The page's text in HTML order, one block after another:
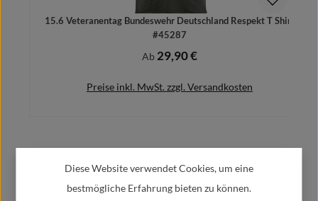
15.6 Veteranentag Bundeswehr Deutschland Respekt T Shirt
#45287
Regulärer Preis:
Ab 29,90 €
Preise inkl. MwSt. zzgl. Versandkosten
Alfa GmbH / Alfashirt
Diese Website verwendet Cookies, um eine
bestmögliche Erfahrung bieten zu können.